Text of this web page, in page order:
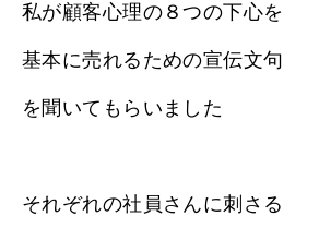
私が顧客心理の８つの下心を
基本に売れるための宣伝文句
を聞いてもらいました
それぞれの社員さんに刺さる